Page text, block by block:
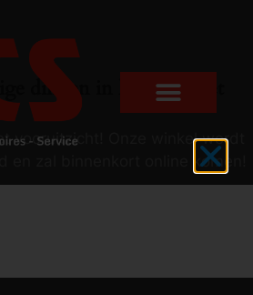
dingen in het verschiet
vooruitzicht! Onze winkel wordt
en zal binnenkort online komen!